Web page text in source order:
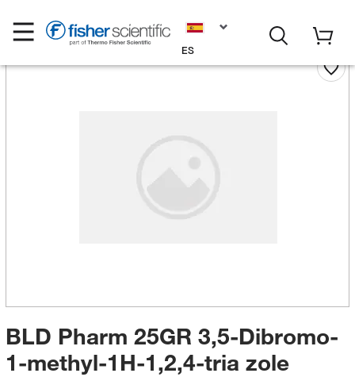
ES
BLD Pharm 25GR 3,5-Dibromo-
1-methyl-1H-1,2,4-tria zole